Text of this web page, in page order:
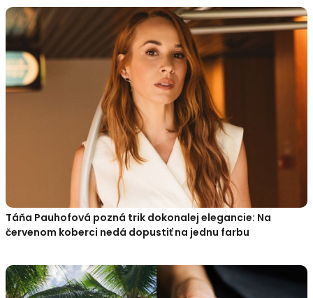
Táňa Pauhofová pozná trik dokonalej elegancie: Na
červenom koberci nedá dopustiť na jednu farbu